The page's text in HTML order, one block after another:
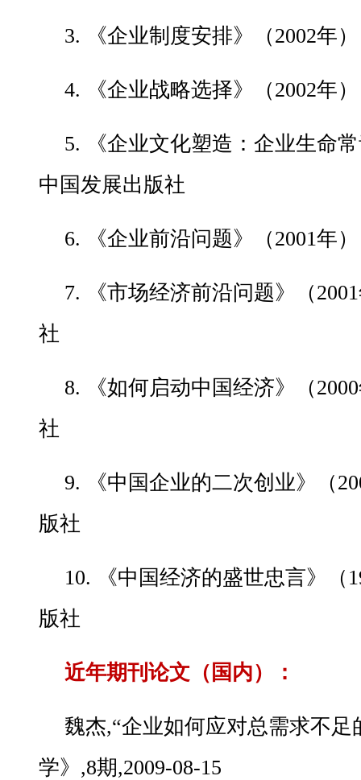
3. 《企业制度安排》（2002年
4. 《企业战略选择》（2002年
5. 《企业文化塑造：企业生命
中国发展出版社
6. 《企业前沿问题》（2001年
7. 《市场经济前沿问题》（
社
8. 《如何启动中国经济》（
社
9. 《中国企业的二次创业》（
版社
10. 《中国经济的盛世忠言》（
版社
近年期刊论文（国内）：
魏杰,“企业如何应对总需求不足
学》,8期,2009-08-15